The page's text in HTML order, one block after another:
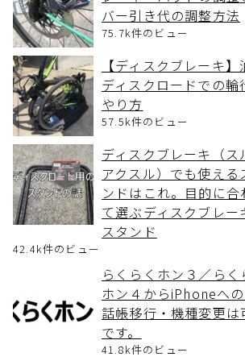
バー引き代の調整方法
75.7k件のビュー
【ディスクブレーキ】
ディスクロードでの輪
やり方
57.5k件のビュー
ディスクブレーキ（ス
アクスル）でも使える
ンドはこれ。目的に合
て選ぶディスクブレー
スタンド
42.4k件のビュー
らくらくホン３／らく
ホン４からiPhoneへ
話帳移行・機種変更は
です。
41.8k件のビュー